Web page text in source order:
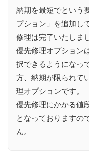
納期を最短でという
プション」を追加し
修理は完了いたしま
優先修理オプション
択できるようになっ
方、納期が限られて
理オプションです。
優先修理にかかる値
となっておりますの
ん。